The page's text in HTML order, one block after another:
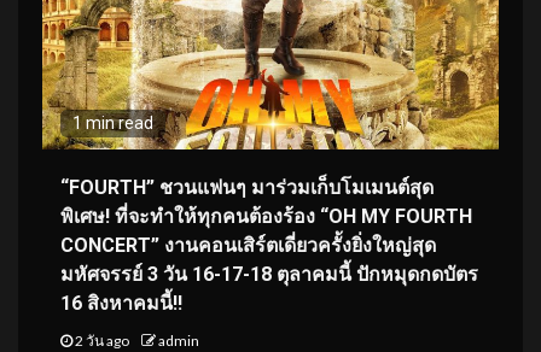
1 min read
“FOURTH” ชวนแฟนๆ มาร่วมเก็บโมเมนต์สุด
พิเศษ! ที่จะทำให้ทุกคนต้องร้อง “OH MY FOURTH
CONCERT” งานคอนเสิร์ตเดี่ยวครั้งยิ่งใหญ่สุด
มหัศจรรย์ 3 วัน 16-17-18 ตุลาคมนี้ ปักหมุดกดบัตร
16 สิงหาคมนี้!!
2 วัน ago admin